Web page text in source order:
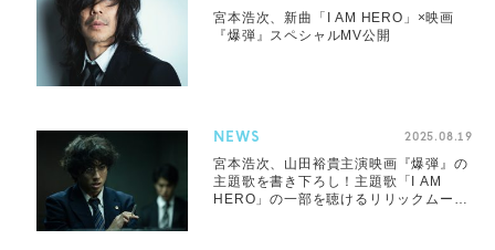
宮本浩次、新曲「I AM HERO」×映画
『爆弾』スペシャルMV公開
NEWS 2025.08.19
宮本浩次、山田裕貴主演映画『爆弾』の
主題歌を書き下ろし！主題歌「I AM
HERO」の一部を聴けるリリックムービ